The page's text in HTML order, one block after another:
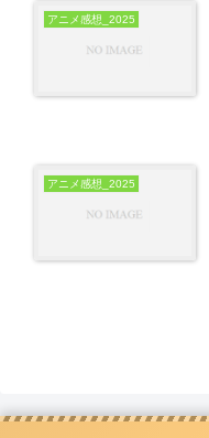
アニメ感想_2025
アニメ感想_2025